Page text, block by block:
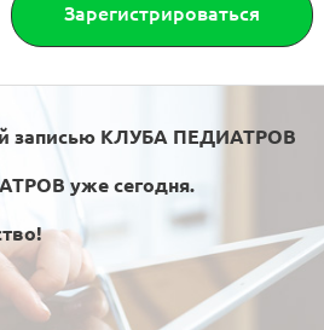
Зарегистрироваться
записью КЛУБА ПЕДИАТРОВ
уже сегодня.